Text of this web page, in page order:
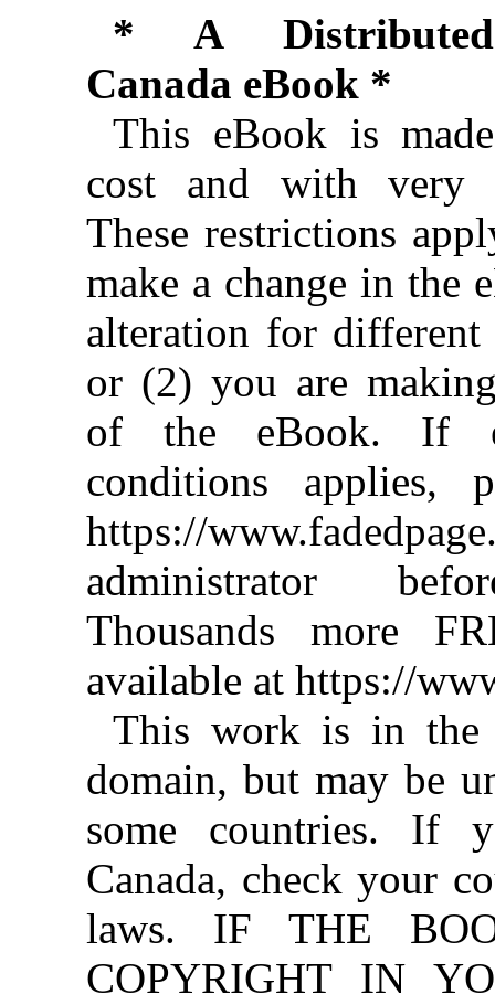
* A Distributed
Canada eBook *
This eBook is
cost and with very
These restrictions
make a change in the
alteration for different
or (2) you are
of the eBook. If
conditions applies,
https://
administrator
Thousands more
available at https://
This work is in the
domain, but may be
some countries. If
Canada, check your
laws. IF THE
COPYRIGHT IN